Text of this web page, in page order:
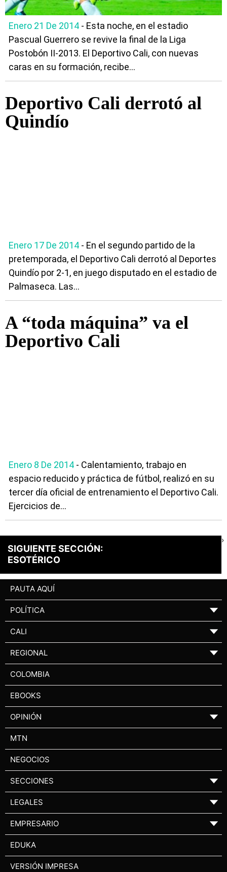
Enero 21 De 2014 - Esta noche, en el estadio
Pascual Guerrero se revive la final de la Liga
Postobón II-2013. El Deportivo Cali, con nuevas
caras en su formación, recibe...
Deportivo Cali derrotó al
Quindío
Enero 17 De 2014 - En el segundo partido de la
pretemporada, el Deportivo Cali derrotó al Deportes
Quindío por 2-1, en juego disputado en el estadio de
Palmaseca. Las...
A “toda máquina” va el
Deportivo Cali
Enero 8 De 2014 - Calentamiento, trabajo en
espacio reducido y práctica de fútbol, realizó en su
tercer día oficial de entrenamiento el Deportivo Cali.
Ejercicios de...
SIGUIENTE SECCIÓN:
ESOTÉRICO
›
PAUTA AQUÍ
POLÍTICA ▼
CALI ▼
REGIONAL ▼
COLOMBIA
EBOOKS
OPINIÓN ▼
MTN
NEGOCIOS
SECCIONES ▼
LEGALES ▼
EMPRESARIO ▼
EDUKA
VERSIÓN IMPRESA